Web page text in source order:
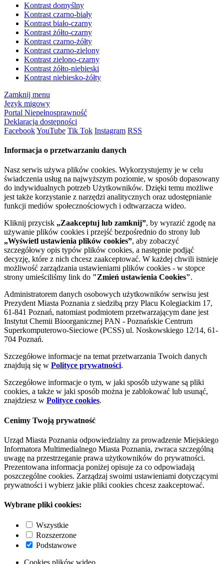
Kontrast domyślny
Kontrast czarno-biały
Kontrast biało-czarny
Kontrast żółto-czarny
Kontrast czarno-żółty
Kontrast czarno-zielony
Kontrast zielono-czarny
Kontrast żółto-niebieski
Kontrast niebiesko-żółty
Zamknij menu
Język migowy
Portal Niepełnosprawność
Deklaracja dostępności
FacebookYouTube Tik Tok Instagram RSS
Informacja o przetwarzaniu danych
Nasz serwis używa plików cookies. Wykorzystujemy je w celu
świadczenia usług na najwyższym poziomie, w sposób dopasowany
do indywidualnych potrzeb Użytkowników. Dzięki temu możliwe
jest także korzystanie z narzędzi analitycznych oraz udostępnianie
funkcji mediów społecznościowych i odtwarzacza wideo.
Kliknij przycisk „Zaakceptuj lub zamknij”, by wyrazić zgodę na
używanie plików cookies i przejść bezpośrednio do strony lub
„Wyświetl ustawienia plików cookies”, aby zobaczyć
szczegółowy opis typów plików cookies, a następnie podjąć
decyzję, które z nich chcesz zaakceptować. W każdej chwili istnieje
możliwość zarządzania ustawieniami plików cookies - w stopce
strony umieściliśmy link do "Zmień ustawienia Cookies".
Administratorem danych osobowych użytkowników serwisu jest
Prezydent Miasta Poznania z siedzibą przy Placu Kolegiackim 17,
61-841 Poznań, natomiast podmiotem przetwarzającym dane jest
Instytut Chemii Bioorganicznej PAN - Poznańskie Centrum
Superkomputerowo-Sieciowe (PCSS) ul. Noskowskiego 12/14, 61-
704 Poznań.
Szczegółowe informacje na temat przetwarzania Twoich danych
znajdują się w Polityce prywatności.
Szczegółowe informacje o tym, w jaki sposób używane są pliki
cookies, a także w jaki sposób można je zablokować lub usunąć,
znajdziesz w Polityce cookies.
Cenimy Twoją prywatność
Urząd Miasta Poznania odpowiedzialny za prowadzenie Miejskiego
Informatora Multimedialnego Miasta Poznania, zwraca szczególną
uwagę na przestrzeganie prawa użytkowników do prywatności.
Prezentowana informacja poniżej opisuje za co odpowiadają
poszczególne cookies. Zarządzaj swoimi ustawieniami dotyczącymi
prywatności i wybierz jakie pliki cookies chcesz zaakceptować.
Wybrane pliki cookies:
Wszystkie
Rozszerzone
Podstawowe